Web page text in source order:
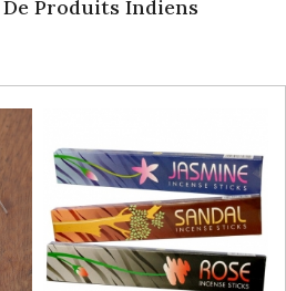
Produits Indiens